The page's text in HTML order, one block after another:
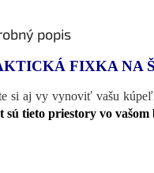
popis
FIXKA NA
si aj vy vynoviť vašu
sú tieto priestory vo vašom